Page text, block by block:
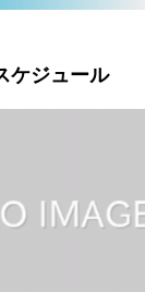
ケジュール